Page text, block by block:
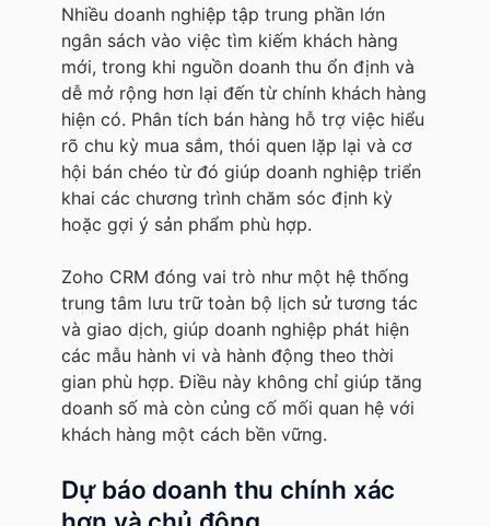
Nhiều doanh nghiệp tập trung phần lớn
ngân sách vào việc tìm kiếm khách hàng
mới, trong khi nguồn doanh thu ổn định và
dễ mở rộng hơn lại đến từ chính khách hàng
hiện có. Phân tích bán hàng hỗ trợ việc hiểu
rõ chu kỳ mua sắm, thói quen lặp lại và cơ
hội bán chéo từ đó giúp doanh nghiệp triển
khai các chương trình chăm sóc định kỳ
hoặc gợi ý sản phẩm phù hợp.
Zoho CRM đóng vai trò như một hệ thống
trung tâm lưu trữ toàn bộ lịch sử tương tác
và giao dịch, giúp doanh nghiệp phát hiện
các mẫu hành vi và hành động theo thời
gian phù hợp. Điều này không chỉ giúp tăng
doanh số mà còn củng cố mối quan hệ với
khách hàng một cách bền vững.
Dự báo doanh thu chính xác